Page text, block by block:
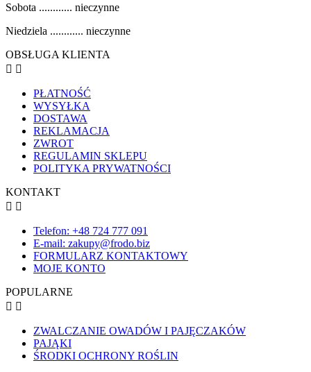
Sobota ............ nieczynne
Niedziela ............ nieczynne
OBSŁUGA KLIENTA
 
PŁATNOŚĆ
WYSYŁKA
DOSTAWA
REKLAMACJA
ZWROT
REGULAMIN SKLEPU
POLITYKA PRYWATNOŚCI
KONTAKT
 
Telefon: +48 724 777 091
E-mail: zakupy@frodo.biz
FORMULARZ KONTAKTOWY
MOJE KONTO
POPULARNE
 
ZWALCZANIE OWADÓW I PAJĘCZAKÓW
PAJĄKI
ŚRODKI OCHRONY ROŚLIN